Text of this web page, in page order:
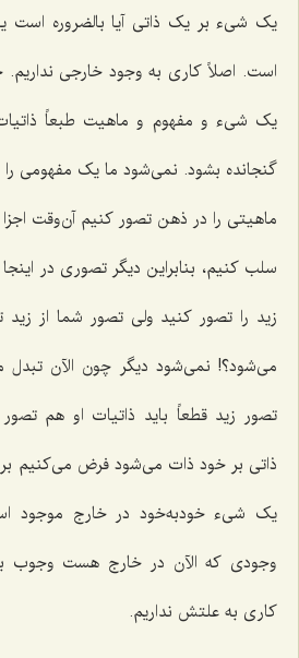
یک شیء بر یک ذاتی آیا بالضروره است
است. اصلاً کاری به وجود خارجی نداریم.
یک شیء و مفهوم و ماهیت طبعاً
گنجانده بشود. نمی‌شود ما یک مفهومی
ماهیتی را در ذهن تصور کنیم آن‌وقت
سلب کنیم، بنابراین دیگر تصوری در
زید را تصور کنید ولی تصور شما از
می‌شود؟! نمی‌شود دیگر چون الآن
تصور زید قطعاً باید ذاتیات او هم
ذاتی بر خود ذات می‌شود فرض می‌کنیم بر
یک شیء خودبه‌خود در خارج موجود
وجودی که الآن در خارج هست وجوب
کاری به علتش نداریم.